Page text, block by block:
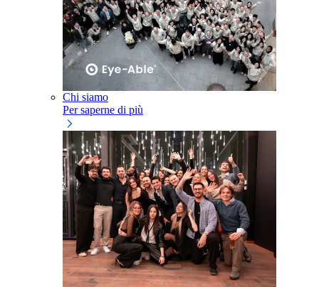
Chi siamo
Per saperne di più